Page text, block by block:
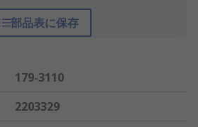
部品表に保存
179-3110
2203329